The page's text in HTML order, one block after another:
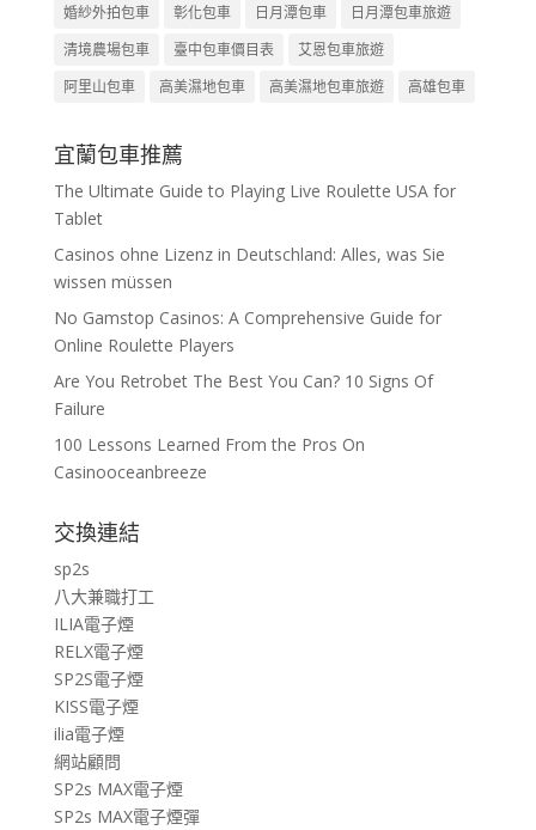
婚紗外拍包車
彰化包車 日月潭包車
日月潭包車旅遊
清境農場包車
臺中包車價目表
艾恩包車旅遊
阿里山包車
高美濕地包車 高美濕地包車旅遊 高雄包車
宜蘭包車推薦
The Ultimate Guide to Playing Live Roulette USA for
Tablet
Casinos ohne Lizenz in Deutschland: Alles, was Sie
wissen müssen
No Gamstop Casinos: A Comprehensive Guide for
Online Roulette Players
Are You Retrobet The Best You Can? 10 Signs Of
Failure
100 Lessons Learned From the Pros On
Casinooceanbreeze
交換連結
sp2s
八大兼職打工
ILIA電子煙
RELX電子煙
SP2S電子煙
KISS電子煙
ilia電子煙
網站顧問
SP2s MAX電子煙
SP2s MAX電子煙彈